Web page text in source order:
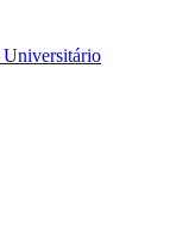
Universitário